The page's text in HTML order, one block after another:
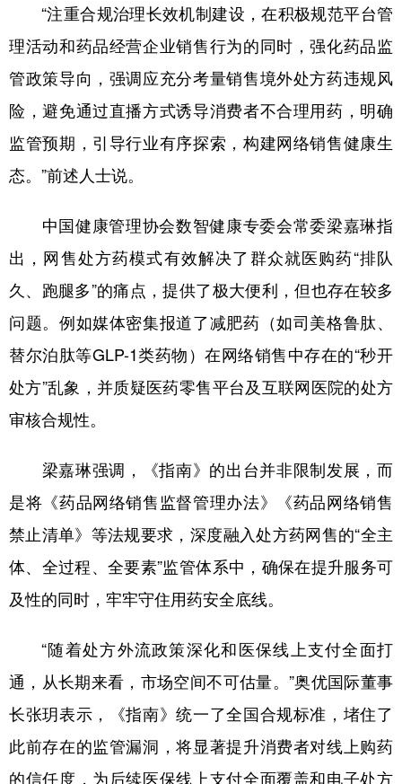
“注重合规治理长效机制建设，在积极规范平台管
理活动和药品经营企业销售行为的同时，强化药品监
管政策导向，强调应充分考量销售境外处方药违规风
险，避免通过直播方式诱导消费者不合理用药，明确
监管预期，引导行业有序探索，构建网络销售健康生
态。”前述人士说。
中国健康管理协会数智健康专委会常委梁嘉琳指
出，网售处方药模式有效解决了群众就医购药“排队
久、跑腿多”的痛点，提供了极大便利，但也存在较多
问题。例如媒体密集报道了减肥药（如司美格鲁肽、
替尔泊肽等GLP-1类药物）在网络销售中存在的“秒开
处方”乱象，并质疑医药零售平台及互联网医院的处方
审核合规性。
梁嘉琳强调，《指南》的出台并非限制发展，而
是将《药品网络销售监督管理办法》《药品网络销售
禁止清单》等法规要求，深度融入处方药网售的“全主
体、全过程、全要素”监管体系中，确保在提升服务可
及性的同时，牢牢守住用药安全底线。
“随着处方外流政策深化和医保线上支付全面打
通，从长期来看，市场空间不可估量。”奥优国际董事
长张玥表示，《指南》统一了全国合规标准，堵住了
此前存在的监管漏洞，将显著提升消费者对线上购药
的信任度，为后续医保线上支付全面覆盖和电子处方